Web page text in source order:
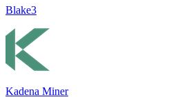
Blake3
Kadena Miner